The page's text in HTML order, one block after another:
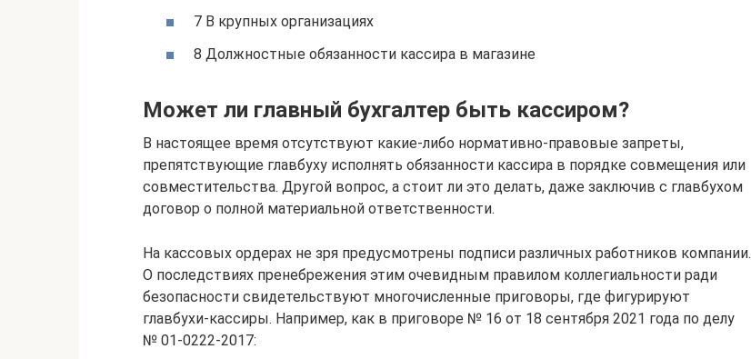
7 В крупных организациях
8 Должностные обязанности кассира в магазине
Может ли главный бухгалтер быть кассиром?
В настоящее время отсутствуют какие-либо нормативно-правовые запреты,
препятствующие главбуху исполнять обязанности кассира в порядке совмещения или
совместительства. Другой вопрос, а стоит ли это делать, даже заключив с главбухом
договор о полной материальной ответственности.
На кассовых ордерах не зря предусмотрены подписи различных работников компании.
О последствиях пренебрежения этим очевидным правилом коллегиальности ради
безопасности свидетельствуют многочисленные приговоры, где фигурируют
главбухи-кассиры. Например, как в приговоре № 16 от 18 сентября 2021 года по делу
№ 01-0222-2017: